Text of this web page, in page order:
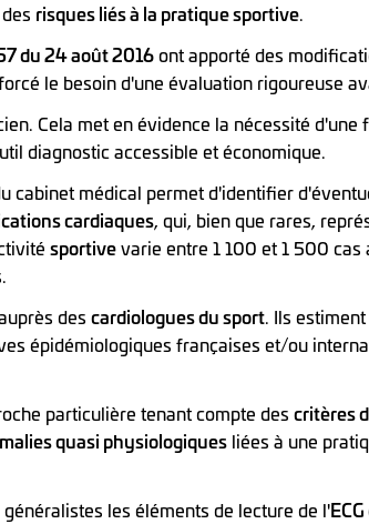
risques liés à la pratique sportive.
du 24 août 2016ont apporté des
le besoin d'une évaluation rigoureuse
Cela met en évidence la nécessité
diagnostic accessible et économique.
cabinet médical permet d'identifier
cardiaques, qui, bien que rares,
sportivevarie entre 1 100 et 1 500 cas
des cardiologues du sport. Ils
épidémiologiques françaises et/ou
particulière tenant compte des critères
quasi physiologiques liées à une
les éléments de lecture de l'